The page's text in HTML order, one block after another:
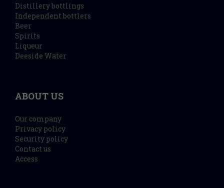
Distillery bottlings
Independent bottlers
Beer
Spirits
Liqueur
Deeside Water
ABOUT US
Our company
Privacy policy
Security policy
Contact us
Access